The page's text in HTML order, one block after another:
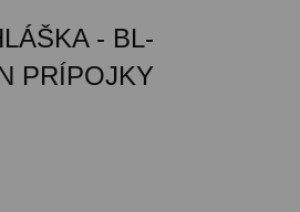
- BL-
PRÍPOJKY